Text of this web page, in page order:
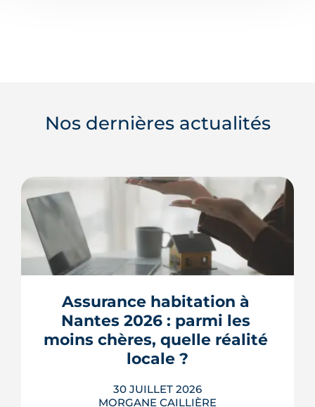
Nos dernières actualités
Assurance habitation à
Nantes 2026 : parmi les
moins chères, quelle réalité
locale ?
30 JUILLET 2026
MORGANE CAILLIÈRE